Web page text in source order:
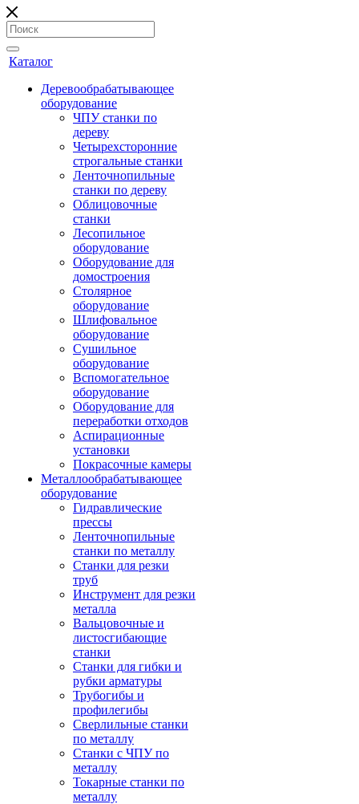
Каталог
Деревообрабатывающее
оборудование
ЧПУ станки по
дереву
Четырехсторонние
строгальные станки
Ленточнопильные
станки по дереву
Облицовочные
станки
Лесопильное
оборудование
Оборудование для
домостроения
Столярное
оборудование
Шлифовальное
оборудование
Сушильное
оборудование
Вспомогательное
оборудование
Оборудование для
переработки отходов
Аспирационные
установки
Покрасочные камеры
Металлообрабатывающее
оборудование
Гидравлические
прессы
Ленточнопильные
станки по металлу
Станки для резки
труб
Инструмент для резки
металла
Вальцовочные и
листосгибающие
станки
Станки для гибки и
рубки арматуры
Трубогибы и
профилегибы
Сверлильные станки
по металлу
Станки с ЧПУ по
металлу
Токарные станки по
металлу